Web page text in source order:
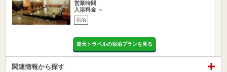
営業時間
入浴料金 ～
宿泊
楽天トラベルの宿泊プランを見る
関連情報から探す